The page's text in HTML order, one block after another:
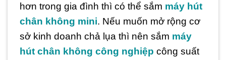
hơn trong gia đình thì có thể sắm máy hút
chân không mini. Nếu muốn mở rộng cơ
sở kinh doanh chả lụa thì nên sắm máy
hút chân không công nghiệp công suất